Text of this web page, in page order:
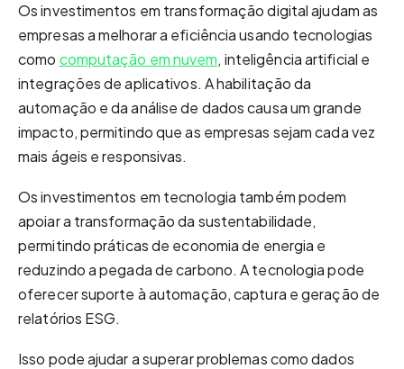
Os investimentos em transformação digital ajudam as
empresas a melhorar a eficiência usando tecnologias
como computação em nuvem, inteligência artificial e
integrações de aplicativos. A habilitação da
automação e da análise de dados causa um grande
impacto, permitindo que as empresas sejam cada vez
mais ágeis e responsivas.
Os investimentos em tecnologia também podem
apoiar a transformação da sustentabilidade,
permitindo práticas de economia de energia e
reduzindo a pegada de carbono. A tecnologia pode
oferecer suporte à automação, captura e geração de
relatórios ESG.
Isso pode ajudar a superar problemas como dados